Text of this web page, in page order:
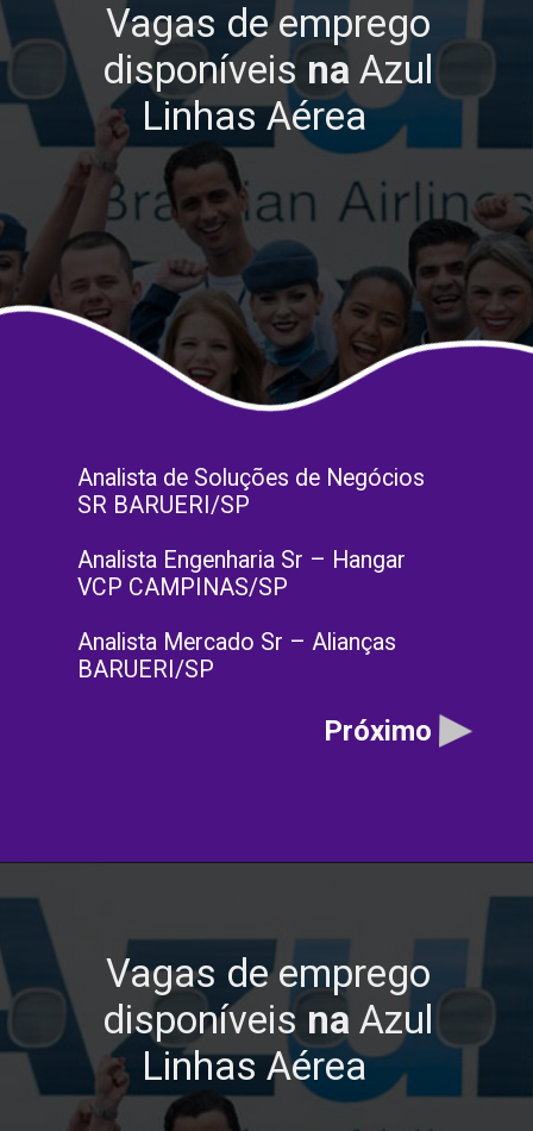
Analista de Soluções de Negócios
SR BARUERI/SP
Analista Engenharia Sr – Hangar
VCP CAMPINAS/SP
Analista Mercado Sr – Alianças
BARUERI/SP
Vagas de emprego
disponíveis naAzul
Linhas Aérea
Próximo
Vagas de emprego
disponíveis naAzul
Linhas Aérea